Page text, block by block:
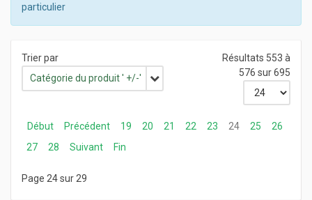
particulier
Trier par
Catégorie du produit ' +/-'
Résultats 553 à
576 sur 695
Début Précédent 19 20 21 22 23 24 25
26
27
28 Suivant Fin
Page 24 sur 29